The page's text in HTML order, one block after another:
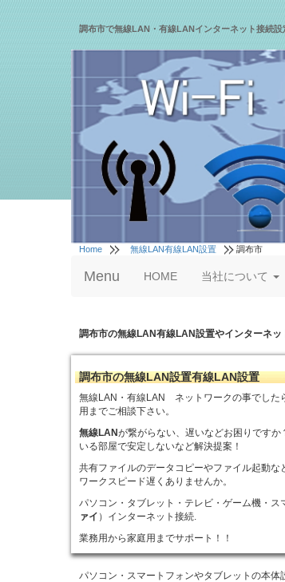
調布市で無線LAN・有線LANインターネット接続設
Home 無線LAN有線LAN設置 調布市
Menu HOME 当社について
調布市の無線LAN有線LAN設置やインターネ
調布市の無線LAN設置有線LAN設置
無線LAN・有線LAN ネットワークの事でした
用までご相談下さい。
無線LANが繋がらない、遅いなどお困りですか
いる部屋で安定しないなど解決提案！
共有ファイルのデータコピーやファイル起動な
ワークスピード遅くありませんか。
パソコン・タブレット・テレビ・ゲーム機・ス
ァイ ）インターネット接続.
業務用から家庭用までサポート！！
パソコン・スマートフォンやタブレットの本